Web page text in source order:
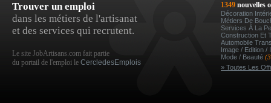
Trouver un emploi
dans les métiers de l'artisanat
et des services qui recrutent.
Le site JobArtisans.com fait partie
du portail de l'emploi le CercledesEmplois
1349 nouvelles
Décoration
Métiers De
Services À La
Construction Et
Automobile
Image / Edition /
Mode / Beauté
» Toutes Les